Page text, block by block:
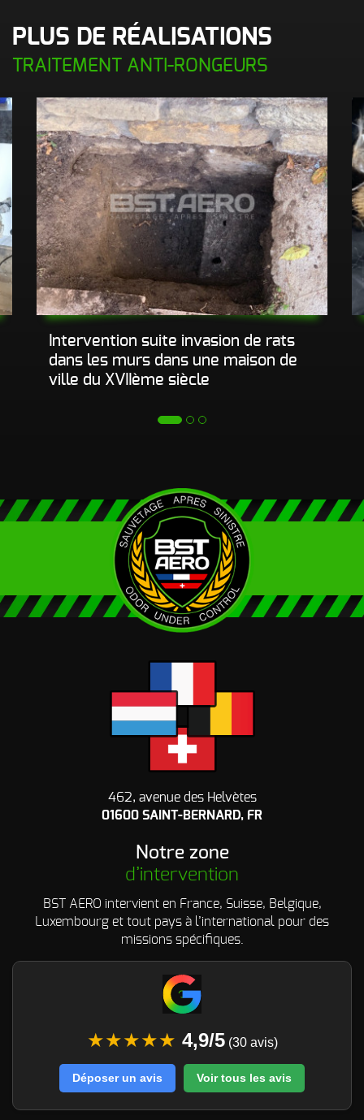
d’incendie
Autres Odeurs
PLUS DE RÉALISATIONS
TRAITEMENT ANTI-RONGEURS
Intervention suite invasion de rats
dans les murs dans une maison de
ville du XVIIème siècle
462, avenue des Helvètes
01600 SAINT-BERNARD, FR
Notre zone
d’intervention
BST AERO intervient en France, Suisse, Belgique,
Luxembourg et tout pays à l’international pour des
missions spécifiques.
★★★★★ 4,9/5(30 avis)
Déposer un avis Voir tous les avis